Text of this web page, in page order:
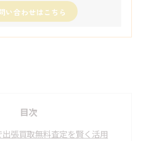
い合わせはこちら
目次
張買取無料査定を賢く活用